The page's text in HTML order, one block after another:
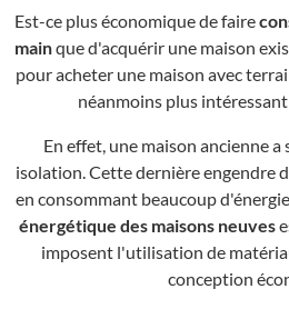
Est-ce plus économique de faire
mainque d'acquérir une maison
pour acheter une maison avec
néanmoins plus
En effet, une maison ancienne
isolation. Cette dernière engendre
en consommant beaucoup
énergétique des maisons neuves
imposent l'utilisation de
conception